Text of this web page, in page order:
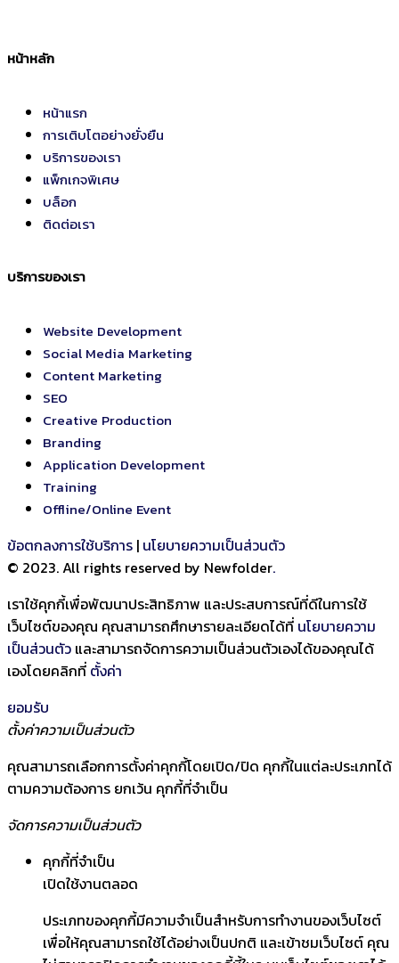
หน้าหลัก
หน้าแรก
การเติบโตอย่างยั่งยืน
บริการของเรา
แพ็กเกจพิเศษ
บล็อก
ติดต่อเรา
บริการของเรา
Website Development
Social Media Marketing
Content Marketing
SEO
Creative Production
Branding
Application Development
Training
Offline/Online Event
ข้อตกลงการใช้บริการ | นโยบายความเป็นส่วนตัว
© 2023. All rights reserved by Newfolder.
เราใช้คุกกี้เพื่อพัฒนาประสิทธิภาพ และประสบการณ์ที่ดีในการใช้
เว็บไซต์ของคุณ คุณสามารถศึกษารายละเอียดได้ที่ นโยบายความ
เป็นส่วนตัว และสามารถจัดการความเป็นส่วนตัวเองได้ของคุณได้
เองโดยคลิกที่ ตั้งค่า
ยอมรับ
ตั้งค่าความเป็นส่วนตัว
คุณสามารถเลือกการตั้งค่าคุกกี้โดยเปิด/ปิด คุกกี้ในแต่ละประเภทได้
ตามความต้องการ ยกเว้น คุกกี้ที่จำเป็น
จัดการความเป็นส่วนตัว
คุกกี้ที่จำเป็น
เปิดใช้งานตลอด
ประเภทของคุกกี้มีความจำเป็นสำหรับการทำงานของเว็บไซต์
เพื่อให้คุณสามารถใช้ได้อย่างเป็นปกติ และเข้าชมเว็บไซต์ คุณ